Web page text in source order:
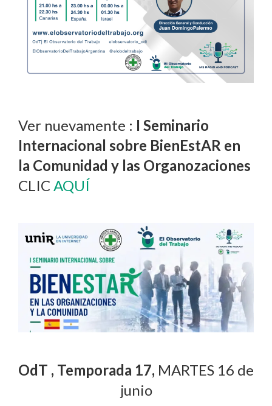
Ver nuevamente : I Seminario
Internacional sobre BienEstAR en
la Comunidad y las Organozaciones
CLIC AQUÍ
OdT , Temporada 17, MARTES 16 de
junio